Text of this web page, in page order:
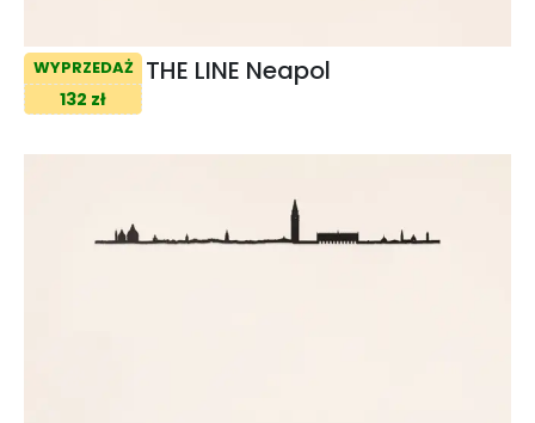
WYPRZEDAŻ
132 zł
THE LINE Neapol